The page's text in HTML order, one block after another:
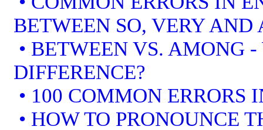
BETWEEN SO, VERY AND
• BETWEEN VS. AMONG
DIFFERENCE?
• 100 COMMON ERRORS
• HOW TO PRONOUNCE